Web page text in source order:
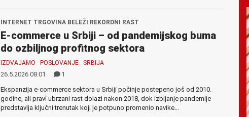
INTERNET TRGOVINA BELEŽI REKORDNI RAST
E-commerce u Srbiji – od pandemijskog buma
do ozbiljnog profitnog sektora
IZDVAJAMO POSLOVANJE SRBIJA
26.5.2026 08:01
1
Ekspanzija e-commerce sektora u Srbiji počinje postepeno još od 2010.
godine, ali pravi ubrzani rast dolazi nakon 2018, dok izbijanje pandemije
predstavlja ključni trenutak koji je potpuno promenio navike...